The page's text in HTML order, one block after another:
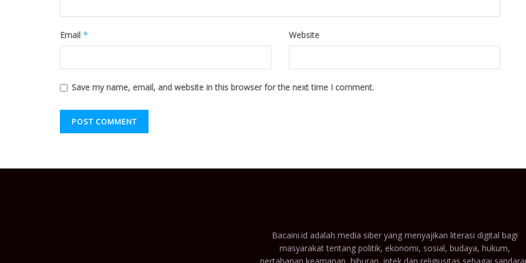
Email * Website
Save my name, email, and website in this browser for the next time I comment.
Bacaini.id adalah media siber yang menyajikan literasi digital bagi
masyarakat tentang politik, ekonomi, sosial, budaya, hukum,
pertahanan keamanan, hiburan, iptek dan religiusitas sebagai